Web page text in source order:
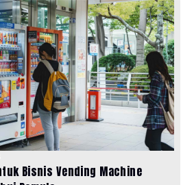
Bisnis Vending Machine